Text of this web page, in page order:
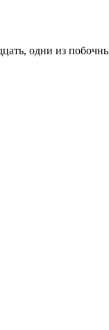
одни из